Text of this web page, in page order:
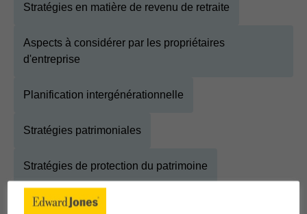
Stratégies en matière de revenu de retraite
Aspects à considérer par les propriétaires
d'entreprise
Planification intergénérationnelle
Stratégies patrimoniales
Stratégies de protection du patrimoine
Stratégies relatives à la succession et au patrimoine